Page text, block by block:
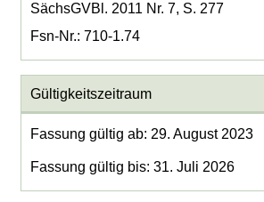
SächsGVBl. 2011 Nr. 7, S. 277
Fsn-Nr.: 710-1.74
Gültigkeitszeitraum
Fassung gültig ab: 29. August 2023
Fassung gültig bis: 31. Juli 2026